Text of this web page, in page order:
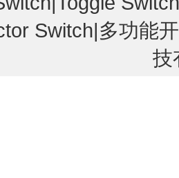
Switch|多功能
技